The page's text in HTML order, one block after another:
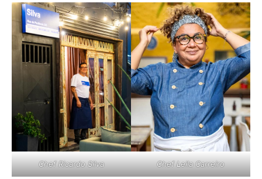
Chef Ricardo Silva Chef Leila Carreiro